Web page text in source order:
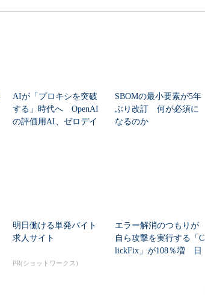
AIが「プロキシを突破
する」時代へ OpenAI
の評価用AI、ゼロデイ
SBOMの最小要素が5年
ぶり改訂 何が必須に
なるのか
明日働ける単発バイト
求人サイト
PR(ショットワークス)
エラー解消のつもりが
自ら攻撃を実行する「C
lickFix」が108％増 日